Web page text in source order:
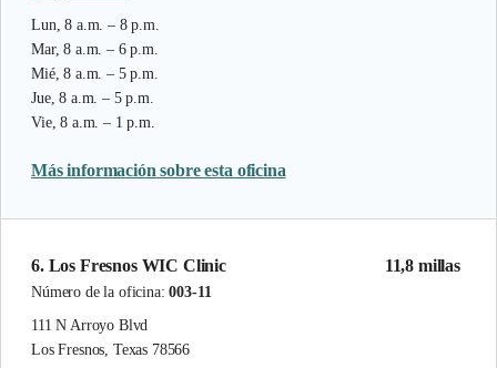
Lun, 8 a.m. – 8 p.m.
Mar, 8 a.m. – 6 p.m.
Mié, 8 a.m. – 5 p.m.
Jue, 8 a.m. – 5 p.m.
Vie, 8 a.m. – 1 p.m.
Más información sobre esta oficina
11,8 millas
6. Los Fresnos WIC Clinic
Número de la oficina:003-11
111 N Arroyo Blvd
Los Fresnos, Texas 78566